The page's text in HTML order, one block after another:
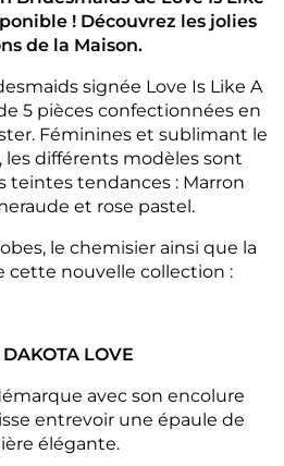
! Découvrez les jolies
de la Maison.
signée Love Is Like A
5 pièces confectionnées en
Féminines et sublimant le
les différents modèles sont
teintes tendances : Marron
et rose pastel.
le chemisier ainsi que la
cette nouvelle collection :
LOVE
avec son encolure
entrevoir une épaule de
élégante.